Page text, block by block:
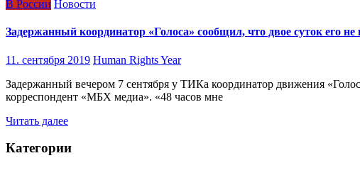
В России Новости
Задержанный координатор «Голоса» сообщил, что двое суток его
11. сентября 2019 Human Rights Year
Задержанный вечером 7 сентября у ТИКа координатор движения
корреспондент «МБХ медиа». «48 часов мне
Читать далее
Категории